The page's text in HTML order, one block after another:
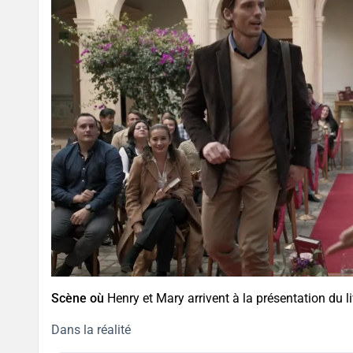
Scène où Henry et Mary arrivent à la présentation du
Dans la réalité